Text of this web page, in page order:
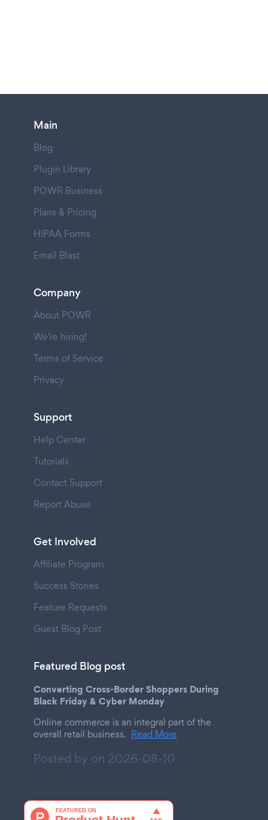
Main
Blog
Plugin Library
POWR Business
Plans & Pricing
HIPAA Forms
Email Blast
Company
About POWR
We're hiring!
Terms of Service
Privacy
Support
Help Center
Tutorials
Contact Support
Report Abuse
Get Involved
Affiliate Program
Success Stories
Feature Requests
Guest Blog Post
Featured Blog post
Converting Cross-Border Shoppers During
Black Friday & Cyber Monday
Online commerce is an integral part of the
overall retail business. Read More
Posted by on 2026-08-10